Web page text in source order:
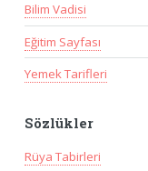
Bilim Vadisi
Eğitim Sayfası
Yemek Tarifleri
Sözlükler
Rüya Tabirleri